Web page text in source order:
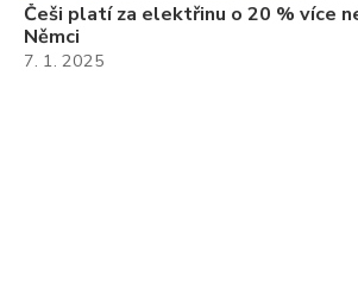
Češi platí za elektřinu o 20 % více
Němci
7. 1. 2025